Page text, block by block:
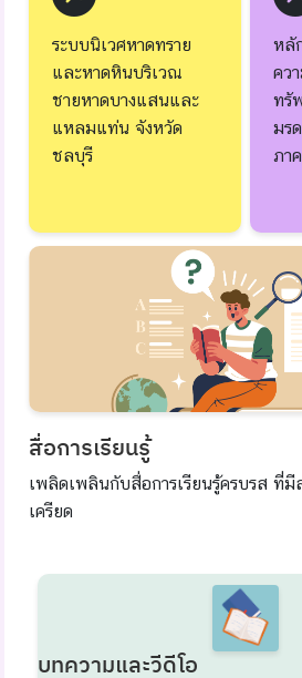
ระบบนิเวศหาดทราย
และหาดหินบริเวณ
ชายหาดบางแสนและ
แหลมแท่น จังหวัด
ชลบุรี
หลั
คว
ทรั
มร
ภา
สื่อการเรียนรู้
เพลิดเพลินกับสื่อการเรียนรู้ครบรส ที่มี
เครียด
บทความและวีดีโอ